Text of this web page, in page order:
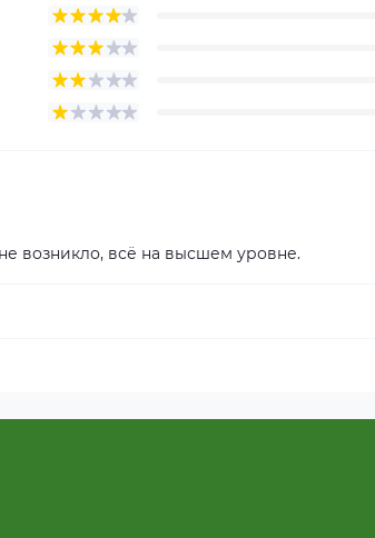
возникло, всё на высшем уровне.